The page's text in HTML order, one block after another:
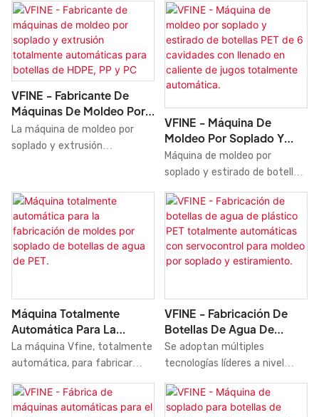
VFINE - Fabricante De
Máquinas De Moldeo Por
Soplado Y Extrusión
Totalmente Automáticas
La máquina de moldeo por
soplado y extrusión
PC es una solución de
producción altamente
eficiente y precisa. Esta
máquina para fabricar botellas
de HDPE cuenta con control
permite acceder a todos los
ajustes a través de su
pantalla. Está diseñada para
una alta eficiencia,
rápida y fiable.
VFINE - Máquina De
Moldeo Por Soplado Y
Estirado De Botellas PET
De 6 Cavidades Con
Jugos Totalmente
Automática.
Máquina de moldeo por
soplado y estirado de botellas
llenado en caliente de jugo,
totalmente automática,
fabricante de máquinas de
moldeo de alta velocidad en
comparación con productos
ventajas incomparables en
términos de rendimiento,
calidad, apariencia, etc., y
goza de una buena reputación
en el mercado.
Máquina Totalmente
Automática Para La
Fabricación De Moldes Por
Soplado De Botellas De
La máquina Vfine, totalmente
automática, para fabricar
una tecnología de soplado y
estiramiento de dos etapas
VFINE - Fabricación De
Botellas De Agua De
Plástico PET Totalmente
Automáticas Con
Por Soplado Y
Estiramiento.
Se adoptan múltiples
tecnologías líderes a nivel
sistemas de moldeo por
soplado y estiramiento